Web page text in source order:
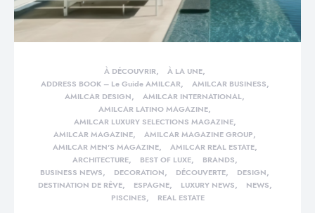
À DÉCOUVRIR
À LA UNE
ADDRESS BOOK – Le Guide AMILCAR
AMILCAR BUSINESS
AMILCAR DESIGN
AMILCAR INTERNATIONAL
AMILCAR LATINO MAGAZINE
AMILCAR LUXURY SELECTIONS MAGAZINE
AMILCAR MAGAZINE
AMILCAR MAGAZINE GROUP
AMILCAR MEN'S MAGAZINE
AMILCAR REAL ESTATE
ARCHITECTURE
BEST OF LUXE
BRANDS
BUSINESS NEWS
DECORATION DÉCOUVERTE
DESIGN
DESTINATION DE RÊVE
ESPAGNE LUXURY NEWS
NEWS
PISCINES
REAL ESTATE